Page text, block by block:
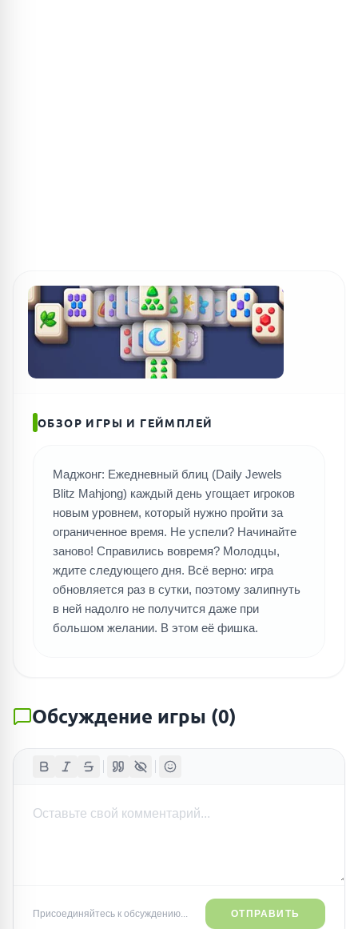
ОБЗОР ИГРЫ И ГЕЙМПЛЕЙ
Маджонг: Ежедневный блиц (Daily Jewels
Blitz Mahjong) каждый день угощает игроков
новым уровнем, который нужно пройти за
ограниченное время. Не успели? Начинайте
заново! Справились вовремя? Молодцы,
ждите следующего дня. Всё верно: игра
обновляется раз в сутки, поэтому залипнуть
в ней надолго не получится даже при
большом желании. В этом её фишка.
Обсуждение игры (0)
Присоединяйтесь к обсуждению... ОТПРАВИТЬ